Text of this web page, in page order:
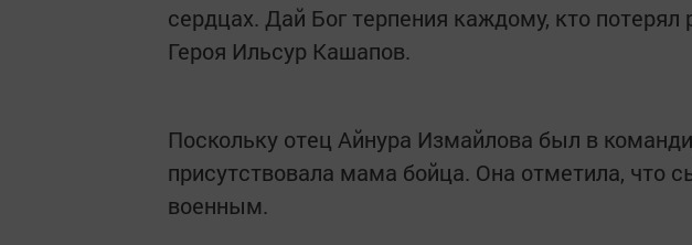
сердцах. Дай Бог терпения каждому, кто потерял
Героя Ильсур Кашапов.
Поскольку отец Айнура Измайлова был в
присутствовала мама бойца. Она отметила, что
военным.